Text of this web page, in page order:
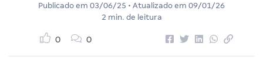
Publicado em 03/06/25 • Atualizado em 09/01/26
2 min. de leitura
0 0